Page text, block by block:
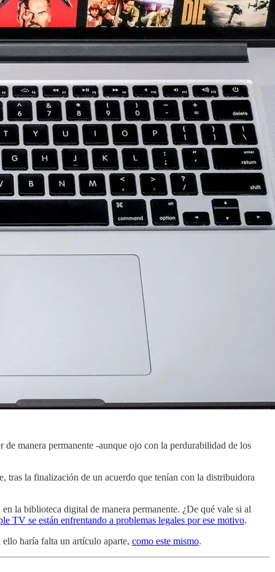
manera permanente -aunque ojo con la perdurabilidad de los
la finalización de un acuerdo que tenían con la distribuidora
la biblioteca digital de manera permanente. ¿De qué vale si al
TV se están enfrentando a problemas legales por ese motivo.
haría falta un artículo aparte, como este mismo.